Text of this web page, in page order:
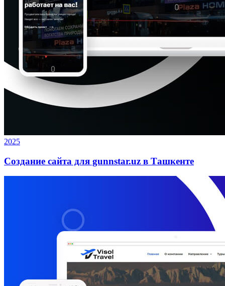
2025
Создание сайта для gunnstar.uz в Ташкенте